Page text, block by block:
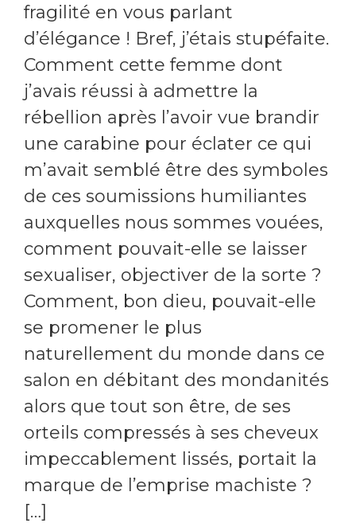
fragilité en vous parlant
d’élégance ! Bref, j’étais stupéfaite.
Comment cette femme dont
j’avais réussi à admettre la
rébellion après l’avoir vue brandir
une carabine pour éclater ce qui
m’avait semblé être des symboles
de ces soumissions humiliantes
auxquelles nous sommes vouées,
comment pouvait-elle se laisser
sexualiser, objectiver de la sorte ?
Comment, bon dieu, pouvait-elle
se promener le plus
naturellement du monde dans ce
salon en débitant des mondanités
alors que tout son être, de ses
orteils compressés à ses cheveux
impeccablement lissés, portait la
marque de l’emprise machiste ?
[…]